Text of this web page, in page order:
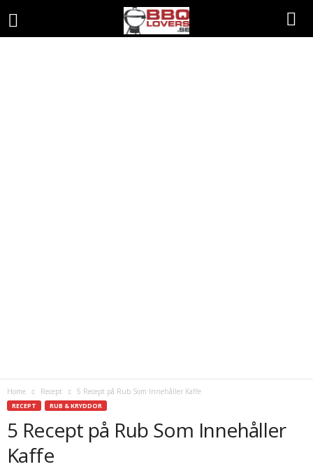
Home Recept 5 Recept på Rub Som Innehåller Kaffe
RECEPT RUB & KRYDDOR
5 Recept på Rub Som Innehåller
Kaffe